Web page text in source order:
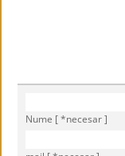
Nume [ *necesar ]